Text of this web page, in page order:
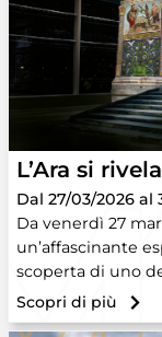
L’Ara si rivela
Dal 27/03/2026 al
Da venerdì 27
un’affascinante
scoperta di uno
Scopri di più